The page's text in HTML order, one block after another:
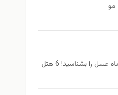
مو
بهترین هتل تهران برای ماه عسل را بشناسید! 6 هتل